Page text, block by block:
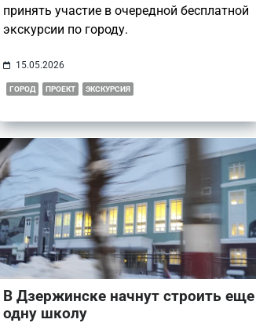
принять участие в очередной бесплатной
экскурсии по городу.
15.05.2026
ГОРОД ПРОЕКТ ЭКСКУРСИЯ
В Дзержинске начнут строить еще
одну школу